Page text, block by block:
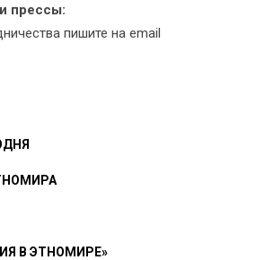
прессы:
пишите на email
В ЭТНОМИРЕ»